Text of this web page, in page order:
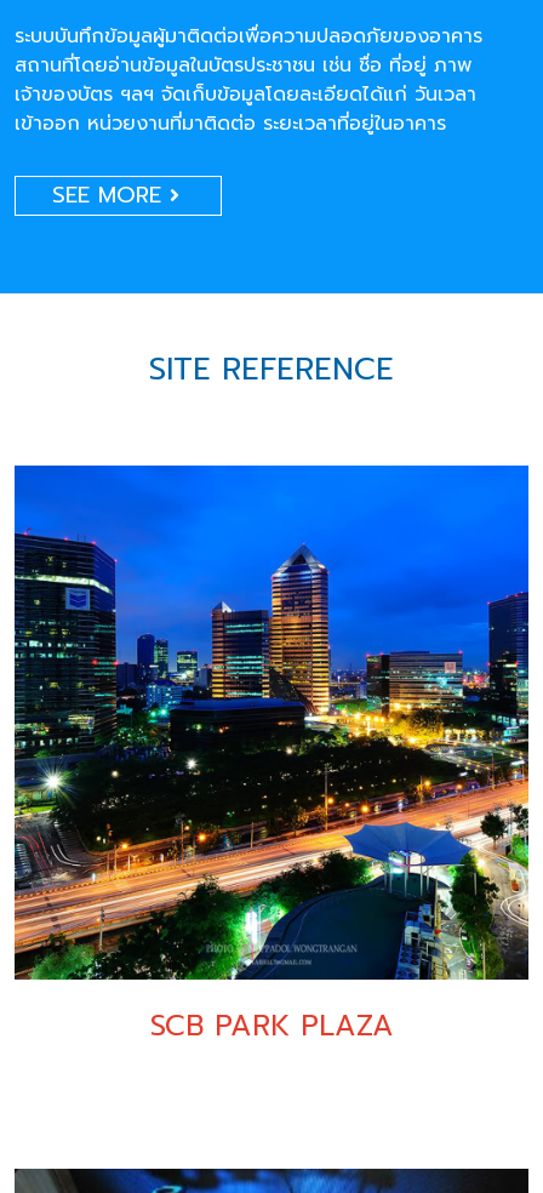
ระบบบันทึกข้อมูลผู้มาติดต่อเพื่อความปลอดภัยของอาคาร
สถานที่โดยอ่านข้อมูลในบัตรประชาชน เช่น ชื่อ ที่อยู่ ภาพ
เจ้าของบัตร ฯลฯ จัดเก็บข้อมูลโดยละเอียดได้แก่ วันเวลา
เข้าออก หน่วยงานที่มาติดต่อ ระยะเวลาที่อยู่ในอาคาร
SEE MORE
SITE REFERENCE
SCB PARK PLAZA